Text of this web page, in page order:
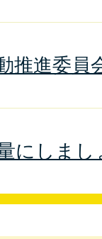
推進委員
にしまし